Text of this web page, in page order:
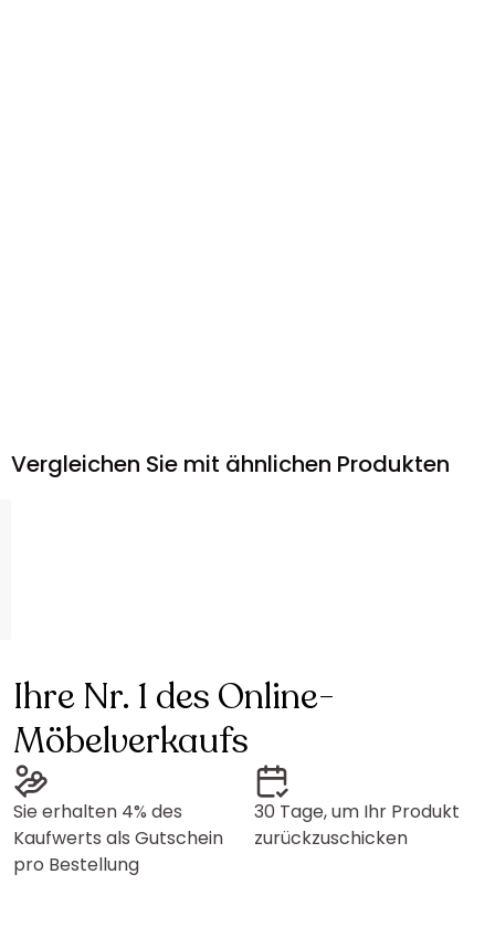
Vergleichen Sie mit ähnlichen Produkten
Ihre Nr. 1 des Online-
Möbelverkaufs
Sie erhalten 4% des
Kaufwerts als Gutschein
pro Bestellung
30 Tage, um Ihr Produkt
zurückzuschicken